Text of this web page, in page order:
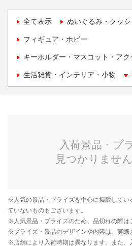
全て表示 ぬいぐるみ・クッ
フィギュア・ホビー
キーホルダー・マスコット・アク
生活雑貨・インテリア・小物